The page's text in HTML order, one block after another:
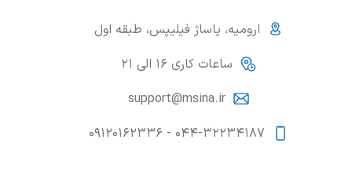
ارومیه، پاساژ فیلیپس، طبقه اول
ساعات کاری ۱۶ الی ۲۱
support@msina.ir
۰۴۴-۳۲۲۳۴۱۸۷ - ۰۹۱۲۰۱۶۲۳۳۶